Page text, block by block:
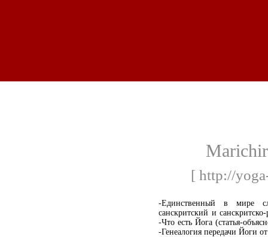
[ http://
-Единственный в мире
санскритский и
-Что есть Йога (статья-
-Генеалогия передачи Йоги